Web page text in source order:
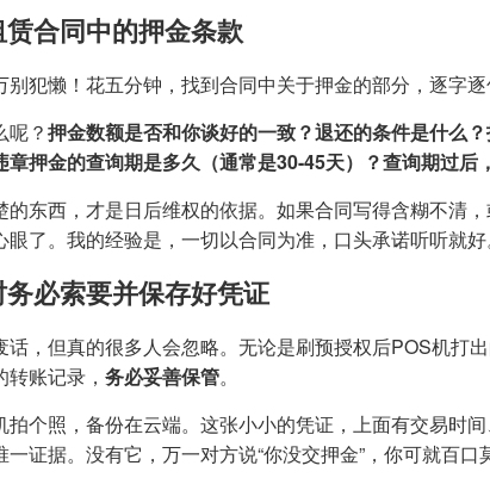
合同中的押金条款
犯懒！花五分钟，找到合同中关于押金的部分，逐字逐
呢？押金数额是否和你谈好的一致？退还的条件是什么
章押金的查询期是多久（通常是30-45天）？查询期过后
的东西，才是日后维权的依据。如果合同写得含糊不清
了。我的经验是，一切以合同为准，口头承诺听听就好
必索要并保存好凭证
话，但真的很多人会忽略。无论是刷预授权后POS机打
账记录， 务必妥善保管。
拍个照，备份在云端。这张小小的凭证，上面有交易时
证据。没有它，万一对方说“你没交押金”，你可就百口